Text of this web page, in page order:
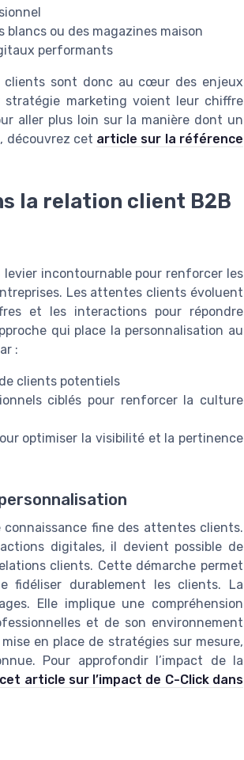
ou des magazines maison
performants
sont donc au cœur des enjeux
stratégie marketing voient leur chiffre
aller plus loin sur la manière dont un
découvrez cet article sur la référence
la relation client B2B
incontournable pour renforcer les
Les attentes clients évoluent
et les interactions pour répondre
qui place la personnalisation au
:
clients potentiels
ciblés pour renforcer la culture
optimiser la visibilité et la pertinence
connaissance fine des attentes clients.
digitales, il devient possible de
clients. Cette démarche permet
fidéliser durablement les clients. La
Elle implique une compréhension
et de son environnement
en place de stratégies sur mesure,
Pour approfondir l’impact de la
cet article sur l’impact de C-Click dans